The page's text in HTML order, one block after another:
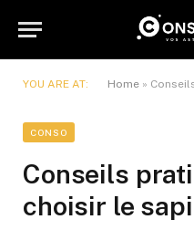
YOU ARE AT: Home » Conseils
CONSO
Conseils
choisir le